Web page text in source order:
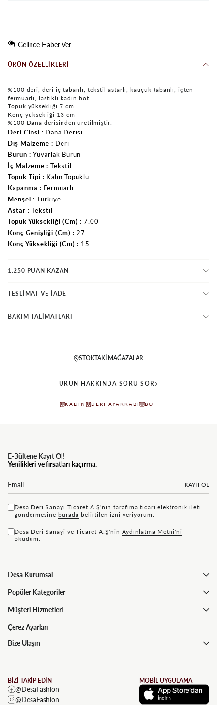
Gelince Haber Ver
ÜRÜN ÖZELLIKLERI
%100 deri, deri iç tabanlı, tekstil astarlı, kauçuk tabanlı, içten
fermuarlı, lastikli kadın bot.
Topuk yüksekliği 7 cm.
Konç yüksekliği 13 cm
%100 Dana derisinden üretilmiştir.
Deri Cinsi
Dana Derisi
Dış Malzeme
Deri
Burun
Yuvarlak Burun
İç Malzeme
Tekstil
Topuk Tipi
Kalın Topuklu
Kapanma
Fermuarlı
Menşei
Türkiye
Astar
Tekstil
Topuk Yüksekliği (Cm)
7.00
Konç Genişliği (Cm)
27
Konç Yüksekliği (Cm)
15
1.250 PUAN KAZAN
TESLİMAT VE İADE
BAKIM TALİMATLARI
STOKTAKI MAĞAZALAR
ÜRÜN HAKKINDA SORU SOR
KADIN DERI AYAKKABI BOT
E-Bültene Kayıt Ol!
Yenilikleri ve fırsatları kaçırma.
KAYIT OL
Desa Deri Sanayi Ticaret A.Ş'nin tarafıma ticari elektronik ileti
göndermesine bu rada belirtilen izni veriyorum.
Desa Deri Sanayi ve Ticaret A.Ş'nin Aydınlatma Metni'ni
okudum.
Desa Kurumsal
Popüler Kategoriler
Müşteri Hizmetleri
Çerez Ayarları
Bize Ulaşın
BİZİ TAKİP EDİN
@DesaFashion
@DesaFashion
MOBİL UYGULAMA